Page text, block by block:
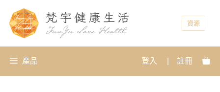
資源
產品 登入 註冊